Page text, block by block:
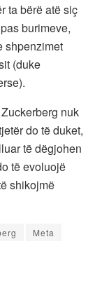
ta bërë atë siç
burimeve,
shpenzimet
(duke
nuk
do të duket,
të dëgjohen
të evoluojë
shikojmë
Meta